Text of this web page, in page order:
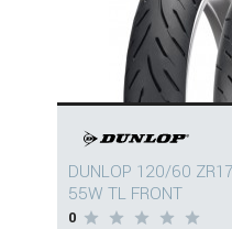
DUNLOP 120/60
55W TL FRONT
0